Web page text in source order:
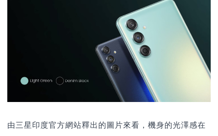
由三星印度官方網站釋出的圖片來看，機身的光澤感在